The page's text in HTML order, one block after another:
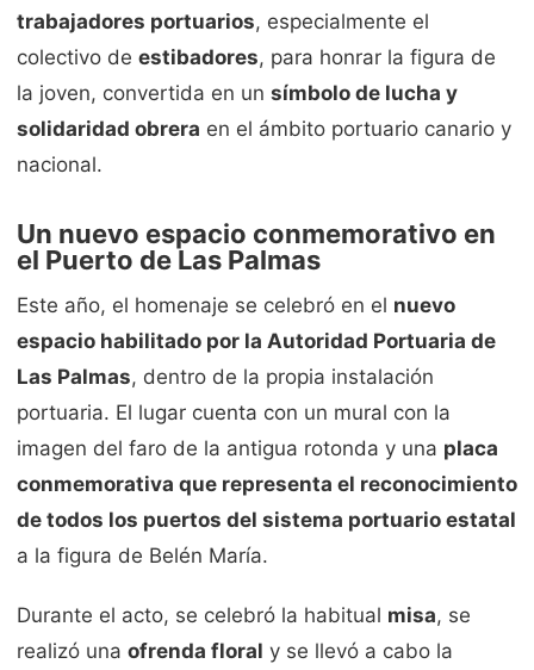
trabajadores portuarios, especialmente el
colectivo de estibadores, para honrar la figura de
la joven, convertida en un símbolo de lucha y
solidaridad obrera en el ámbito portuario canario y
nacional.
Un nuevo espacio conmemorativo en
el Puerto de Las Palmas
Este año, el homenaje se celebró en el nuevo
espacio habilitado por la Autoridad Portuaria de
Las Palmas, dentro de la propia instalación
portuaria. El lugar cuenta con un mural con la
imagen del faro de la antigua rotonda y una placa
conmemorativa que representa el reconocimiento
de todos los puertos del sistema portuario estatal
a la figura de Belén María.
Durante el acto, se celebró la habitual misa, se
realizó una ofrenda floral y se llevó a cabo la